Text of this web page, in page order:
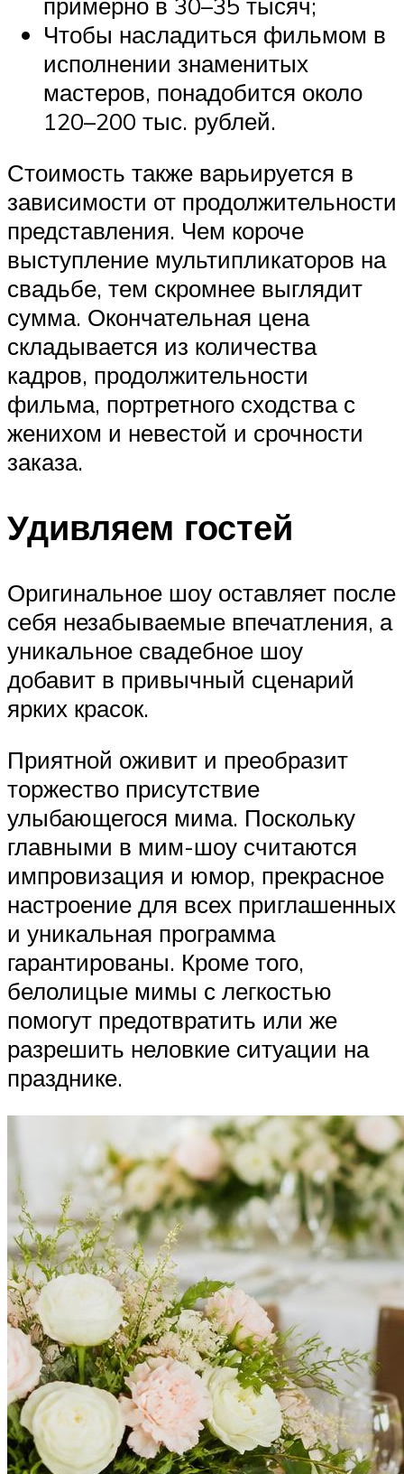
Чтобы насладиться фильмом в
исполнении знаменитых
мастеров, понадобится около
120–200 тыс. рублей.
Стоимость также варьируется в
зависимости от продолжительности
представления. Чем короче
выступление мультипликаторов на
свадьбе, тем скромнее выглядит
сумма. Окончательная цена
складывается из количества
кадров, продолжительности
фильма, портретного сходства с
женихом и невестой и срочности
заказа.
Удивляем гостей
Оригинальное шоу оставляет после
себя незабываемые впечатления, а
уникальное свадебное шоу
добавит в привычный сценарий
ярких красок.
Приятной оживит и преобразит
торжество присутствие
улыбающегося мима. Поскольку
главными в мим-шоу считаются
импровизация и юмор, прекрасное
настроение для всех приглашенных
и уникальная программа
гарантированы. Кроме того,
белолицые мимы с легкостью
помогут предотвратить или же
разрешить неловкие ситуации на
празднике.